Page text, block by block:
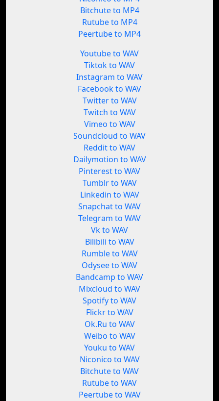
Bitchute to MP4
Rutube to MP4
Peertube to MP4
Youtube to WAV
Tiktok to WAV
Instagram to WAV
Facebook to WAV
Twitter to WAV
Twitch to WAV
Vimeo to WAV
Soundcloud to WAV
Reddit to WAV
Dailymotion to WAV
Pinterest to WAV
Tumblr to WAV
Linkedin to WAV
Snapchat to WAV
Telegram to WAV
Vk to WAV
Bilibili to WAV
Rumble to WAV
Odysee to WAV
Bandcamp to WAV
Mixcloud to WAV
Spotify to WAV
Flickr to WAV
Ok.Ru to WAV
Weibo to WAV
Youku to WAV
Niconico to WAV
Bitchute to WAV
Rutube to WAV
Peertube to WAV